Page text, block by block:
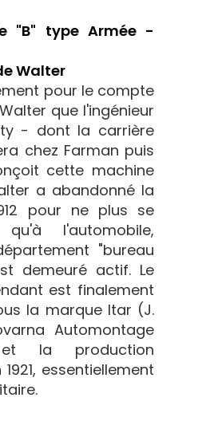
"B" type Armée -
Walter
pour le compte
que l'ingénieur
- dont la carrière
chez Farman puis
cette machine
a abandonné la
pour ne plus se
qu'à l'automobile,
"bureau
demeuré actif. Le
est finalement
la marque Itar (J.
Automontage
et la production
essentiellement